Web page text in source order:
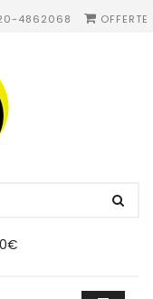
4862068 OFFERTE